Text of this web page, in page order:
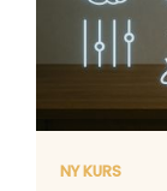
NY KURS